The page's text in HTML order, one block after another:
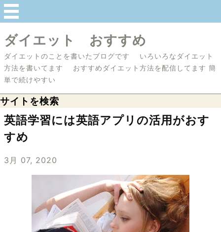
ダイエット おすすめ
ダイエットのことを書いたブログです いろいろなダイエット
方法を書いてます おすすめダイエット方法を配信してます 簡
単で続けやすい
サイトを検索
英語学習には英語アプリの活用がおす
すめ
3月 07, 2020